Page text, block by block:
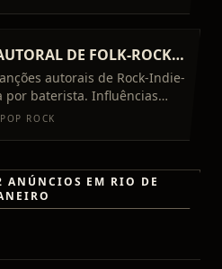
DE FOLK-ROCK
autorais de Rock-Indie-
por baterista. Influências
The Lemonheads, The
POP ROCK
ANÚNCIOS EM RIO DE